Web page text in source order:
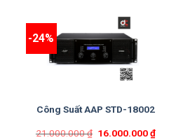
-24%
Công Suất AAP STD-18002
21.000.000₫ 16.000.000₫